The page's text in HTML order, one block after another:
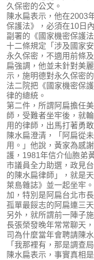
久保密的公文。
陳水扁表示，他在2003
保護法》，必須在10日
副署的《國家機密保護
十二條規定「涉及國家
永久保密，不適用前條
扁強調，他並未針對美
示，施明德對永久保密
法二院把《國家機密保
律的總統。
第二件，所謂阿扁擔任
師，受難者坐牢後，就
用的律師，出馬打著勇
陳水扁澄清，「阿扁從
用。」他說，黃家為感
護，1981年信介仙胞弟
市議員全力助選，政見
的陳水扁律師」，就是
萊島雜誌》並一起坐牢
加，特別是阿扁台北市
孤單最餒志的阿扁連三
另外，就所謂前一陣子
長張榮發晚年常常聊天
司為什麼當年會聘請陳
「我那裡有，那是調查
陳水扁表示，事實真相